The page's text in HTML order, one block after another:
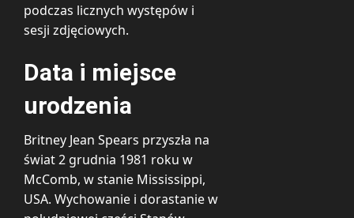
podczas licznych występów i
sesji zdjęciowych.
Data i miejsce
urodzenia
Britney Jean Spears przyszła na
świat 2 grudnia 1981 roku w
McComb, w stanie Mississippi,
USA. Wychowanie i dorastanie w